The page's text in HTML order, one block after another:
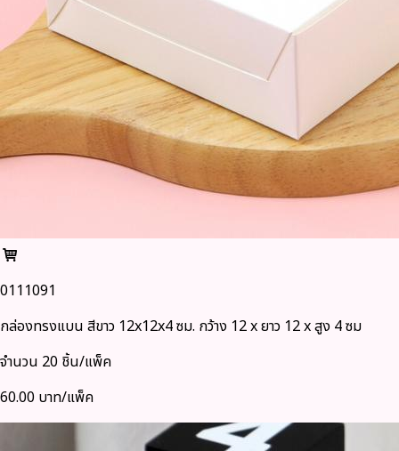
0111091
กล่องทรงแบน สีขาว 12x12x4 ซม. กว้าง 12 x ยาว 12 x สูง 4 ซม
จำนวน 20 ชิ้น/แพ็ค
60.00 บาท/แพ็ค